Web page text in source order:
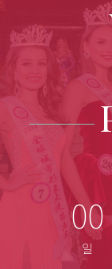
00